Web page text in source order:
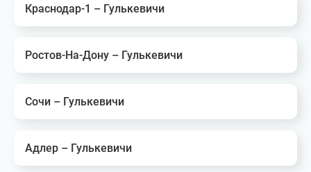
Краснодар-1 – Гулькевичи
Ростов-На-Дону – Гулькевичи
Сочи – Гулькевичи
Адлер – Гулькевичи